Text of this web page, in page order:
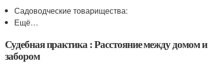
Садоводческие товарищества:
Ещё…
Судебная практика : Расстояние между домом и
забором